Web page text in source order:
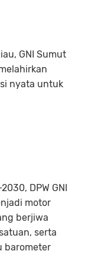
GNI Sumut
nyata untuk
DPW GNI
motor
berjiwa
serta
barometer